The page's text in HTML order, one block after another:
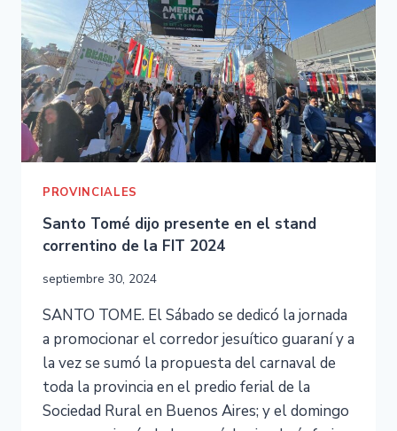
PROVINCIALES
Santo Tomé dijo presente en el stand
correntino de la FIT 2024
septiembre 30, 2024
SANTO TOME. El Sábado se dedicó la jornada
a promocionar el corredor jesuítico guaraní y a
la vez se sumó la propuesta del carnaval de
toda la provincia en el predio ferial de la
Sociedad Rural en Buenos Aires; y el domingo